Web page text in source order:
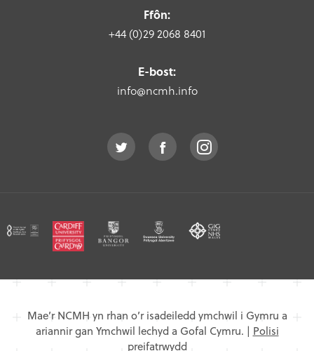
Ffôn:
+44 (0)29 2068 8401
E-bost:
info@ncmh.info
Mae’r NCMH yn rhan o’r isadeiledd ymchwil i Gymru a
ariannir gan Ymchwil lechyd a Gofal Cymru. | Polisi
preifatrwydd